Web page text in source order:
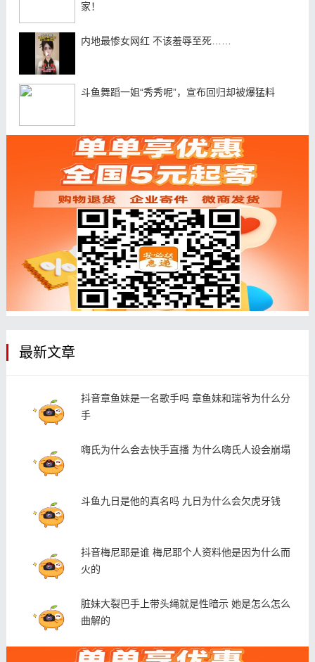
家！
内地最惨女网红 不该羞辱至死……
斗鱼舞蹈一姐“秀秀呢”，宣布回归却被爆猛料
最新文章
抖音章鱼妹是一名歌手吗 章鱼妹和瑞爷为什么分
手
嗨氏为什么会去快手直播 为什么嗨氏人设会崩塌
斗鱼九日是他的真名吗 九日为什么会欠虎牙钱
抖音梅尼耶是谁 梅尼耶个人资料他是因为什么而
火的
脏妹大裂巴手上带头绳就是性暗示 她是怎么怎么
曲解的